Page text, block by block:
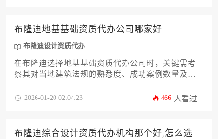
布隆迪地基基础资质代办公司哪家好
布隆迪设计资质代办
在布隆迪选择地基基础资质代办公司时，关键需考
察其对当地建筑法规的熟悉度、成功案例数量及跨
业高效完成资质审批流程。
2026-01-20 02:04:23 466 人看过
布隆迪综合设计资质代办机构那个好,怎么选